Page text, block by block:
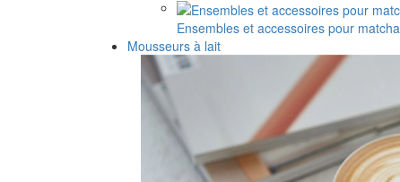
Ensembles et accessoires pour matcha
Mousseurs à lait